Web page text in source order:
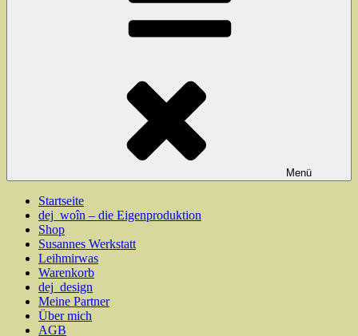
Menü
Startseite
dej_woîn – die Eigenproduktion
Shop
Susannes Werkstatt
Leihmirwas
Warenkorb
dej_design
Meine Partner
Über mich
AGB